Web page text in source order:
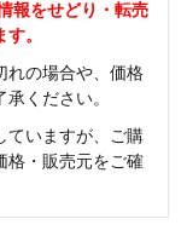
報をせどり・転売
。
れの場合や、価格
ください。
ていますが、ご購
格・販売元をご確